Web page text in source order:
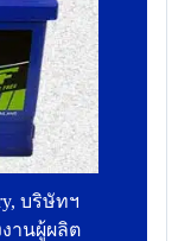
บริษัทฯ
านผู้ผลิต